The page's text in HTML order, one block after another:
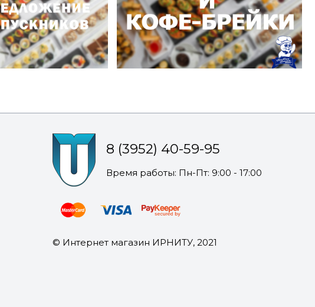
8 (3952) 40-59-95
Время работы: Пн-Пт: 9:00 - 17:00
© Интернет магазин ИРНИТУ, 2021